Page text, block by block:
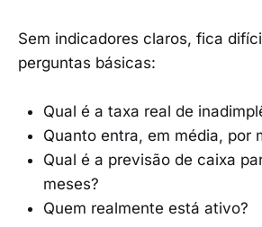
Sem indicadores claros, fica
perguntas básicas:
Qual é a taxa real de
Quanto entra, em média, por
Qual é a previsão de caixa
meses?
Quem realmente está ativo?